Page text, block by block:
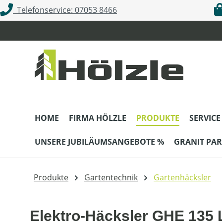
Hauptinhalt springen
Zur Suche springen
Zur Hauptnavigation springen
Telefonservice: 07053 8466
HOME FIRMA HÖLZLE PRODUKTE SERVICE
UNSERE JUBILÄUMSANGEBOTE % GRANIT
Produkte Gartentechnik Gartenhäcksler
Elektro-Häcksler GHE 135